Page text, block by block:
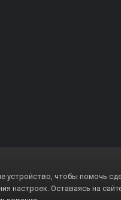
устройство, чтобы помочь
настроек. Оставаясь на